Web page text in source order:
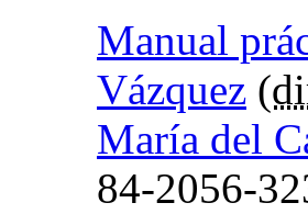
Manual
Vázquez (
María del
84-2056-